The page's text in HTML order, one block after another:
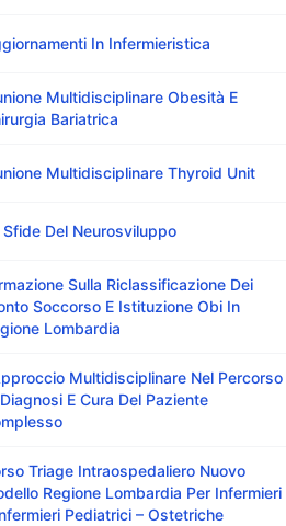
In Infermieristica
Multidisciplinare Obesità E
Bariatrica
Multidisciplinare Thyroid Unit
Sfide Del Neurosviluppo
Sulla Riclassificazione Dei
Soccorso E Istituzione Obi In
Lombardia
Multidisciplinare Nel Percorso
E Cura Del Paziente
Triage Intraospedaliero Nuovo
Regione Lombardia Per Infermieri
Pediatrici – Ostetriche